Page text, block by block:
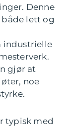
Denne
lett og
industrielle
gjør at
noe
typisk med